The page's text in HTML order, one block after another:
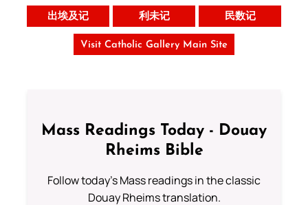
出埃及记 利未记 民数记
Visit Catholic Gallery Main Site
Mass Readings Today - Douay
Rheims Bible
Follow today's Mass readings in the classic
Douay Rheims translation.